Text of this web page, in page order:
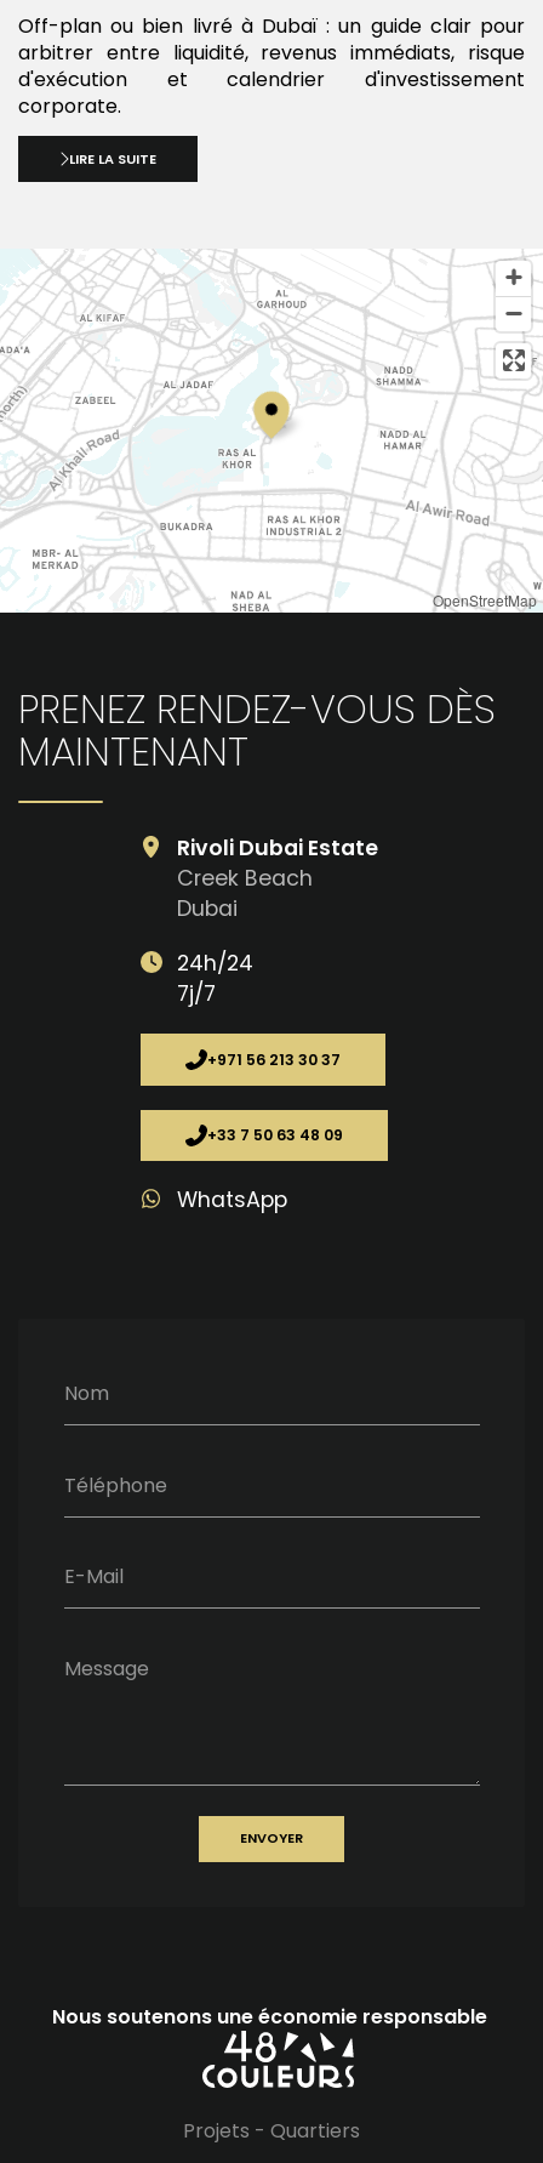
Off-plan ou bien livré à Dubaï : un guide clair pour
arbitrer entre liquidité, revenus immédiats, risque
d'exécution et calendrier d'investissement
corporate.
LIRE LA SUITE
OpenStreetMap
PRENEZ RENDEZ-VOUS DÈS
MAINTENANT
Nom
Téléphone
E-Mail
Message
ENVOYER
Rivoli Dubai Estate
Creek Beach
Dubai
24h/24
7j/7
+971 56 213 30 37
+33 7 50 63 48 09
WhatsApp
Nous soutenons une économie responsable
Projets - Quartiers